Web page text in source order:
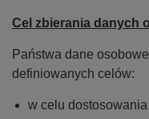
Cel zbierania danych
Państwa dane
definiowanych celów:
w celu